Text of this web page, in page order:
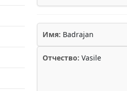
Имя: Badrajan
Отчество: Vasile